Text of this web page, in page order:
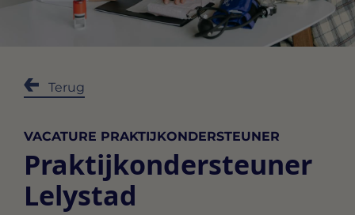
Terug
VACATURE PRAKTIJKONDERSTEUNER
Praktijkondersteuner
Lelystad